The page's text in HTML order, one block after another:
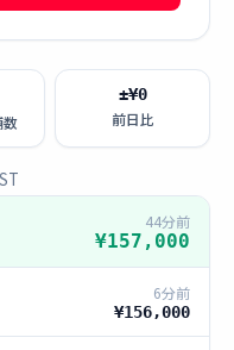
数
±¥0
前日比
44分前
¥157,000
6分前
¥156,000